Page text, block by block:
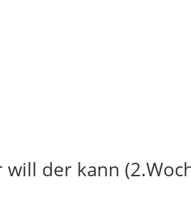
will der kann